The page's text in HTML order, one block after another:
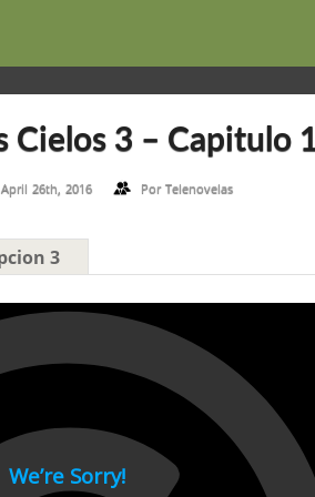
Cielos 3 – Capitulo
26th, 2016 PorTelenovelas
3